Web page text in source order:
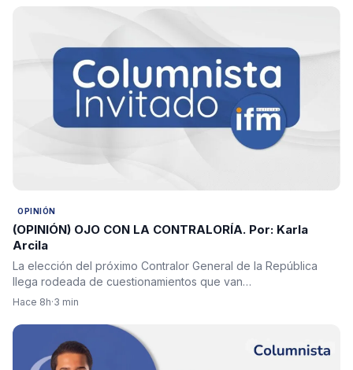
OPINIÓN
(OPINIÓN) OJO CON LA CONTRALORÍA. Por: Karla
Arcila
La elección del próximo Contralor General de la República
llega rodeada de cuestionamientos que van…
Hace 8h·3 min